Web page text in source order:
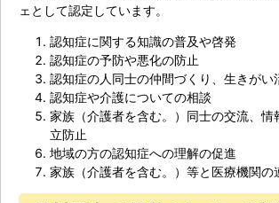
ェとして認定しています。
認知症に関する知識の普及や啓発
認知症の予防や悪化の防止
認知症の人同士の仲間づくり、生きがい
認知症や介護についての相談
家族（介護者を含む。）同士の交流、情
立防止
地域の方の認知症への理解の促進
家族（介護者を含む。）等と医療機関の